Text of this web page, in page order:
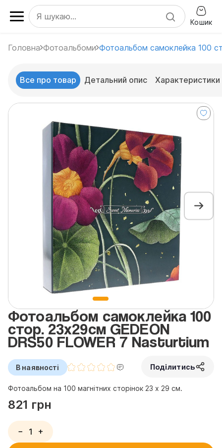
Кошик
Головна Фотоальбоми Фотоальбом самоклейка 100
Все про товар Детальний опис Характеристики
Фотоальбом самоклейка 100
стор. 23x29см GEDEON
DRS50 FLOWER 7 Nasturtium
В наявності Поділитись
Фотоальбом на 100 магнітних сторінок 23 х 29 см.
821 грн
− +